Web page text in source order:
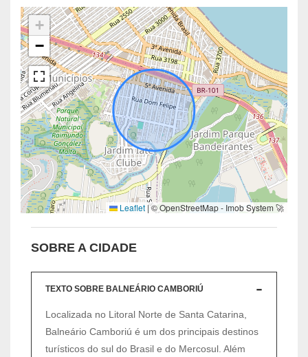
+
−
Leaflet |© OpenStreetMap - Imob System 🚀
SOBRE A CIDADE
TEXTO SOBRE BALNEÁRIO CAMBORIÚ
Localizada no Litoral Norte de Santa Catarina,
Balneário Camboriú é um dos principais destinos
turísticos do sul do Brasil e do Mercosul. Além